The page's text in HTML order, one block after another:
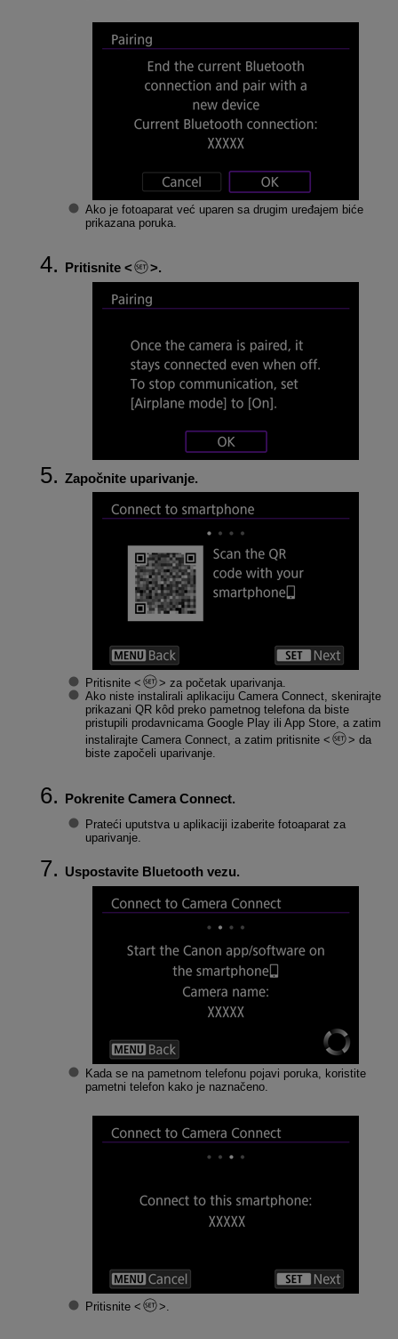
Ako je fotoaparat već uparen sa drugim uređajem biće
prikazana poruka.
Pritisnite .
Započnite uparivanje.
Pritisnite
za početak uparivanja.
Ako niste instalirali aplikaciju Camera Connect, skenirajte
prikazani QR kôd preko pametnog telefona da biste
pristupili prodavnicama Google Play ili App Store, a zatim
instalirajte Camera Connect, a zatim pritisnite
da
biste započeli uparivanje.
Pokrenite Camera Connect.
Prateći uputstva u aplikaciji izaberite fotoaparat za
uparivanje.
Uspostavite Bluetooth vezu.
Kada se na pametnom telefonu pojavi poruka, koristite
pametni telefon kako je naznačeno.
Pritisnite .